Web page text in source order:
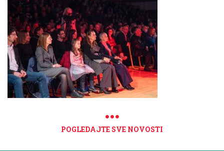
POGLEDAJTE SVE NOVOSTI